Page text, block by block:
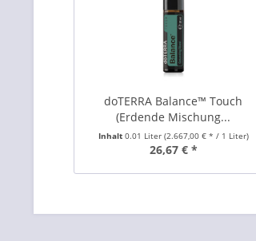
doTERRA Balance™ Touch
(Erdende Mischung...
Inhalt 0.01 Liter (2.667,00 € * / 1 Liter)
26,67 € *